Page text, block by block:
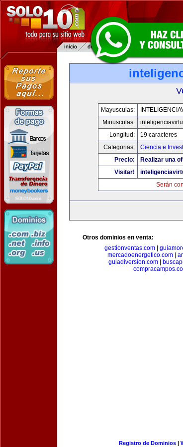
Mayusculas:
Minusculas:
Longitud:
19 caracteres
Categorias:
Ciencia e
Precio:
Realizar una
Visitar!
Serán
Otros dominios en venta:
gestionventas.com|
mercadoenergetico.com|
guiadiversion.com|
Registro de Dominios|